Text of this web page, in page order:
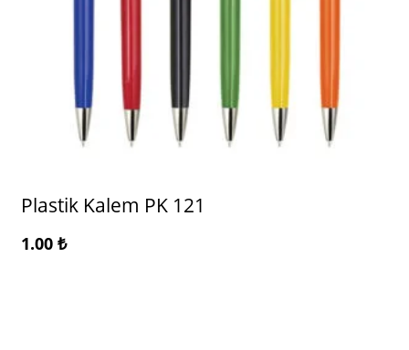
Plastik Kalem PK 121
1.00 ₺